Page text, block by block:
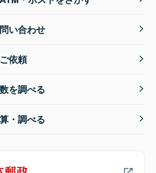
い合わせ
依頼
を調べる
・調べる